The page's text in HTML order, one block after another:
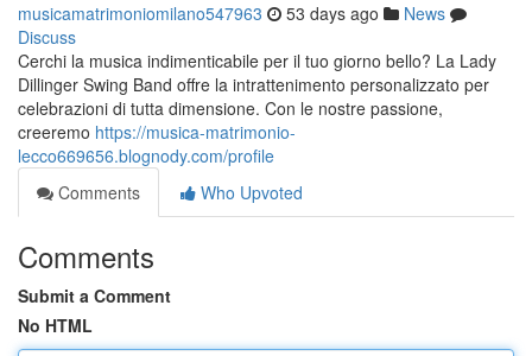
musicamatrimoniomilano547963 53 days ago
News
Discuss
Cerchi la musica indimenticabile per il tuo giorno bello? La Lady
Dillinger Swing Band offre la intrattenimento personalizzato per
celebrazioni di tutta dimensione. Con le nostre passione,
creeremo https://musica-matrimonio-
lecco669656.blognody.com/profile
Comments
Who Upvoted
Comments
Submit a Comment
No HTML